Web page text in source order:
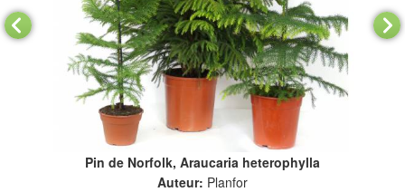
Pin de Norfolk, Araucaria heterophylla
Auteur: Planfor